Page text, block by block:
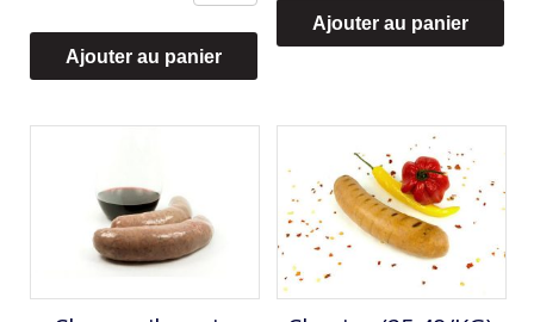
de
Cari
et
champignons
Ajouter au panier
Ajouter au panier